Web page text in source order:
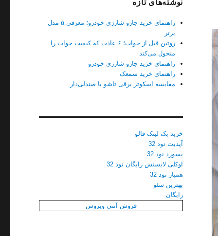
نوشته‌های تازه
راهنمای خرید جارو شارژی خودرو؛ معرفی ۵ مدل
برتر
روتین قبل از خواب؛ ۶ عادت که کیفیت خواب را
متحول می‌کند
راهنمای خرید جارو شارژی خودرو
راهنمای خرید سمعک
مقایسه اسکوتر برقی تاشو با صندلی‌دار
خرید بک لینک فالو
آپدیت نود 32
پسورد نود 32
اوکلی لایسنس رایگان نود 32
همیار نود 32
بهترین سئو
رایگان
فروش آنتی ویروس